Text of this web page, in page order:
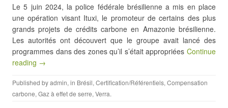
Le 5 juin 2024, la police fédérale brésilienne a mis en place
une opération visant Ituxi, le promoteur de certains des plus
grands projets de crédits carbone en Amazonie brésilienne.
Les autorités ont découvert que le groupe avait lancé des
programmes dans des zones qu’il s’était appropriées Continue
reading →
Published byadmin, in Brésil, Certification/Référentiels, Compensation
carbone, Gaz à effet de serre, Verra.